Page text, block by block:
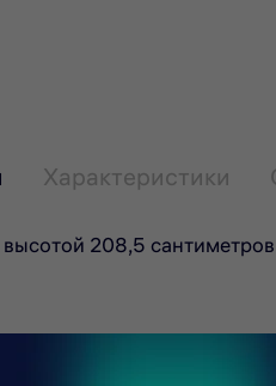
Характеристики
208,5
и поможет